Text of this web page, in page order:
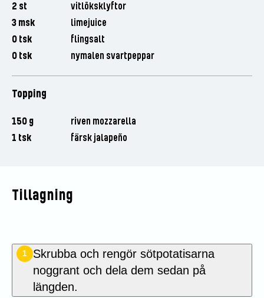
2 st
vitlöksklyftor
3 msk
limejuice
0 tsk
flingsalt
0 tsk
nymalen svartpeppar
Topping
150 g
riven mozzarella
1 tsk
färsk jalapeño
Tillagning
1
Skrubba och rengör sötpotatisarna
noggrant och dela dem sedan på
längden.